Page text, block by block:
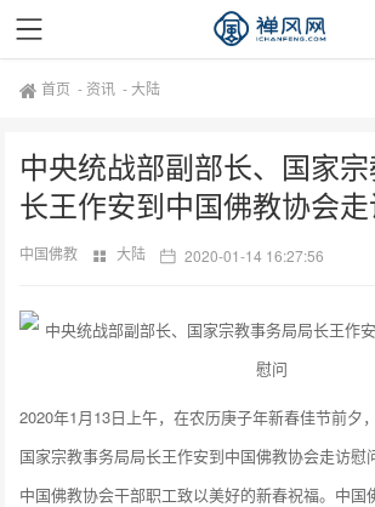
首页 - 资讯 -大陆
中央统战部副部长、国家
长王作安到中国佛教协会
中国佛教 大陆 2020-01-14 16:27:56
2020年1月13日上午，在农历庚子年新春佳节前夕
国家宗教事务局局长王作安到中国佛教协会走访慰
中国佛教协会干部职工致以美好的新春祝福。中国